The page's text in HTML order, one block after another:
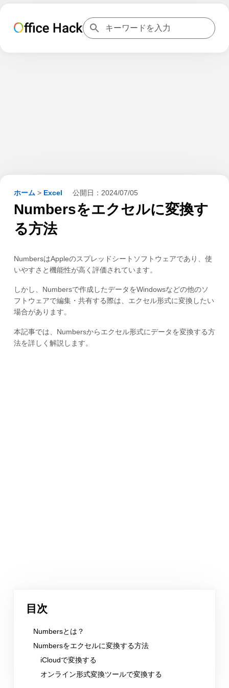
ホーム > Excel 公開日： 2024/07/05
Numbersをエクセルに変換す
る方法
NumbersはAppleのスプレッドシートソフトウェアであり、使
いやすさと機能性が高く評価されています。
しかし、Numbersで作成したデータをWindowsなどの他のソ
フトウェアで編集・共有する際は、エクセル形式に変換したい
場合があります。
本記事では、Numbersからエクセル形式にデータを変換する方
法を詳しく解説します。
目次
Numbersとは？
Numbersをエクセルに変換する方法
iCloudで変換する
オンライン形式変換ツールで変換する